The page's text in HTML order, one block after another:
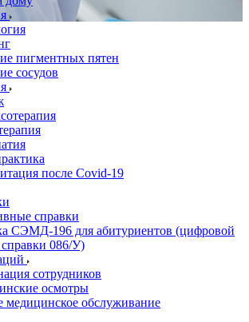
пигментных пятен
сосудов
после Covid-19
справки
СЭМД‑196 для абитуриентов (цифровой
справки 086/У)
сотрудников
осмотры
медицинское обслуживание